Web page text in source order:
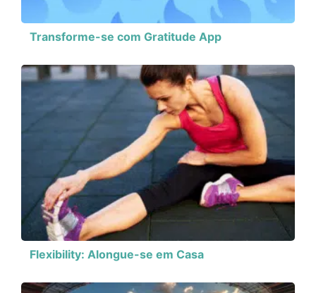
Transforme-se com Gratitude App
Flexibility: Alongue-se em Casa